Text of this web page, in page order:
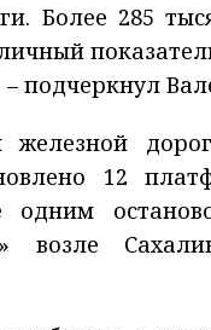
Более 285
подчеркнул
12
одним
возле